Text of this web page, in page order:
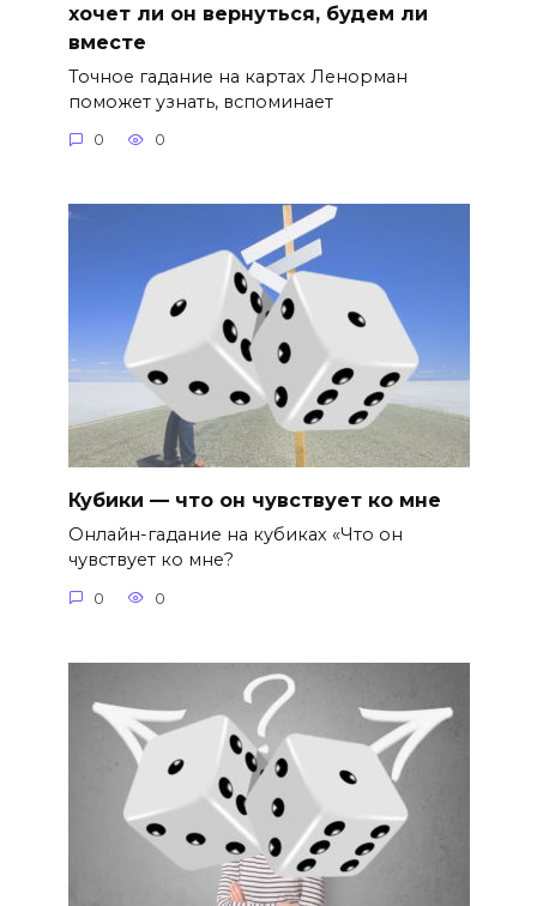
хочет ли он вернуться, будем ли
вместе
Точное гадание на картах Ленорман
поможет узнать, вспоминает
0 0
Кубики — что он чувствует ко мне
Онлайн-гадание на кубиках «Что он
чувствует ко мне?
0 0